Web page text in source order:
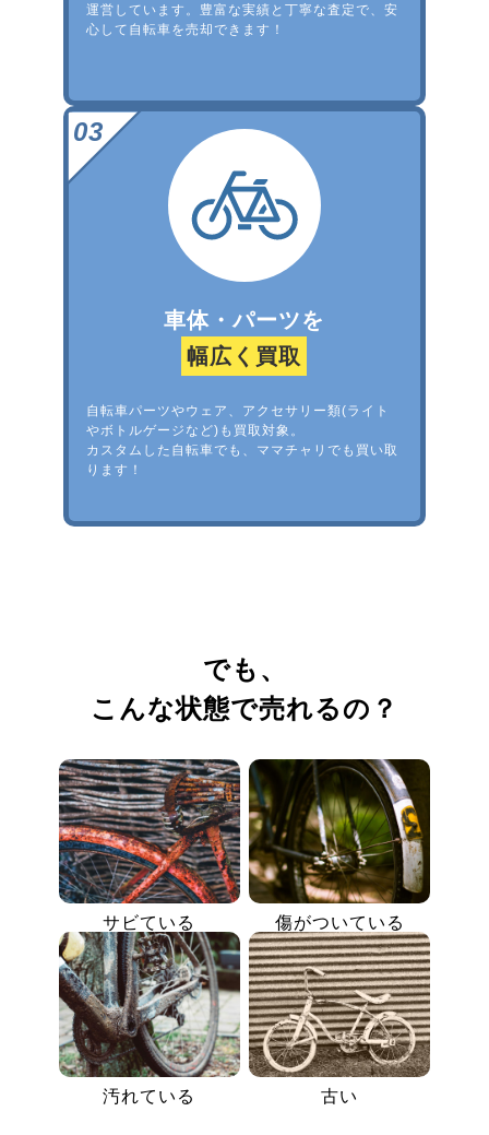
運営しています。豊富な実績と丁寧な査定で、安
心して自転車を売却できます！
車体・パーツを
幅広く買取
自転車パーツやウェア、アクセサリー類(ライト
やボトルゲージなど)も買取対象。
カスタムした自転車でも、ママチャリでも買い取
ります！
でも、
こんな状態で売れるの？
サビている 傷がついている
汚れている 古い